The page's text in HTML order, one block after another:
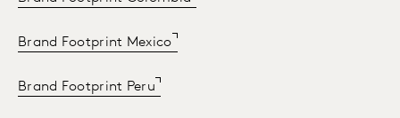
Brand Footprint Mexico
Brand Footprint Peru